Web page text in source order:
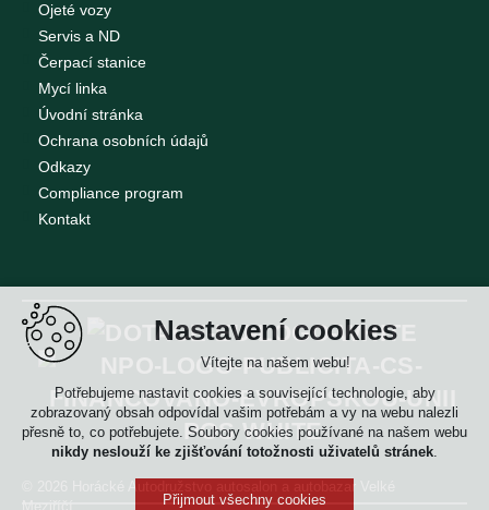
Ojeté vozy
Servis a ND
Čerpací stanice
Mycí linka
Úvodní stránka
Ochrana osobních údajů
Odkazy
Compliance program
Kontakt
Nastavení cookies
Vítejte na našem webu!
Potřebujeme nastavit cookies a související technologie, aby
zobrazovaný obsah odpovídal vašim potřebám a vy na webu nalezli
přesně to, co potřebujete. Soubory cookies používané na našem webu
nikdy neslouží ke zjišťování totožnosti uživatelů stránek.
Přijmout všechny cookies